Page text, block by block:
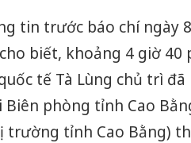
tin trước báo chí ngày
biết, khoảng 4 giờ
tế Tà Lùng chủ trì
Biên phòng tỉnh Cao
trường tỉnh Cao Bằng)